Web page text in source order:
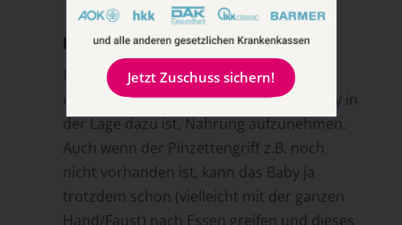
breifreibaby am 15. Januar 2018 um 11:38
Die Beikostreifezeichen sind einfach ein
eindeutiges Zeichen dafür, dass das Baby in
der Lage dazu ist, Nahrung aufzunehmen.
Auch wenn der Pinzettengriff z.B. noch
nicht vorhanden ist, kann das Baby ja
trotzdem schon (vielleicht mit der ganzen
Hand/Faust) nach Essen greifen und dieses
Jetzt Zuschuss sichern!